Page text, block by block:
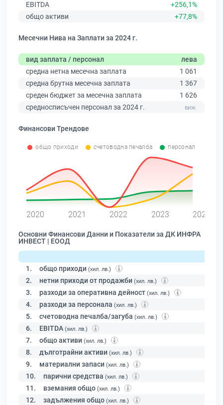
EBITDA
+256,1%
общо активи
+77,8%
Месечни Нива на Заплати за 2024 г.
вид заплата / персонал
лева
средна нетна месечна заплата
1 061
средна брутна месечна заплата
1 367
среден бюджет за месечна заплата
1 626
средносписъчен персонал за 2024 г.
Финансови Трендове
общо приходи счетоводна печалба персонал
2020 2021 2022 2023 2024
Основни Финансови Данни и Показатели за ДК ИНФРА
ИНВЕСТ | ЕООД
1. общо приходи (хил. лв.)
2. нетни приходи от продажби (хил. лв.)
3. разходи за оперативна дейност (хил. лв.)
4. разходи за персонала (хил. лв.)
5. счетоводна печалба/загуба (хил. лв.)
6. EBITDA (хил. лв.)
7. общо активи (хил. лв.)
8. дълготрайни активи (хил. лв.)
9. материални запаси (хил. лв.)
10. парични средства (хил. лв.)
11. вземания общо (хил. лв.)
12. задължения общо (хил. лв.)